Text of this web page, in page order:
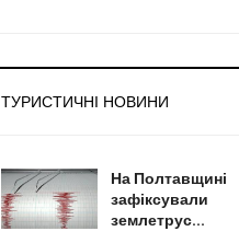
ТУРИСТИЧНІ НОВИНИ
На Полтавщині
зафіксували
землетрус...